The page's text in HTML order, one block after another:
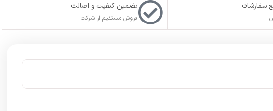
سفارشات تضمین کیفیت و اصالت
فروش مستقیم از شرکت